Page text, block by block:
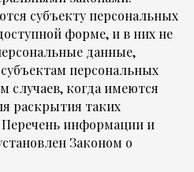
субъекту персональных
форме, и в них не
данные,
персональных
случаев, когда имеются
раскрытия таких
информации и
Законом о